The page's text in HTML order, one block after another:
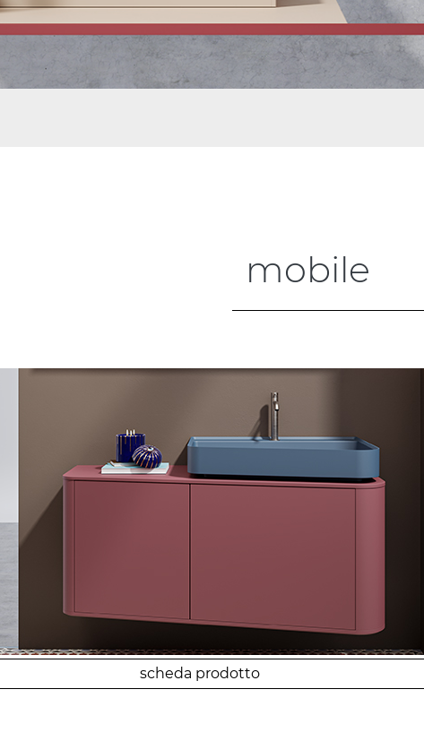
mobile
scheda prodotto